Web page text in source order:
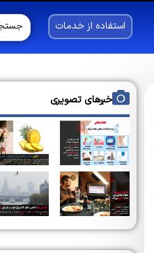
استفاده از خدمات
خبرهای تصویری